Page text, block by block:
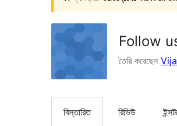
Follow
তৈরি করেছেন
বিস্তারিত রিভিউ